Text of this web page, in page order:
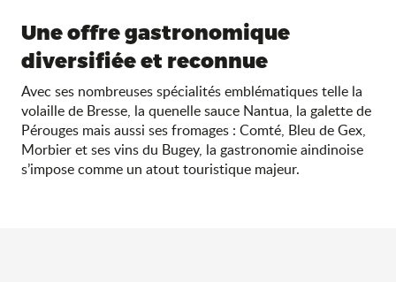
Une offre gastronomique
diversifiée et reconnue
Avec ses nombreuses spécialités emblématiques telle la
volaille de Bresse, la quenelle sauce Nantua, la galette de
Pérouges mais aussi ses fromages : Comté, Bleu de Gex,
Morbier et ses vins du Bugey, la gastronomie aindinoise
s’impose comme un atout touristique majeur.